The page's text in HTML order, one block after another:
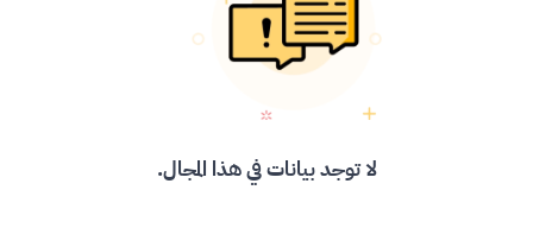
لا توجد بيانات في هذا المجال.